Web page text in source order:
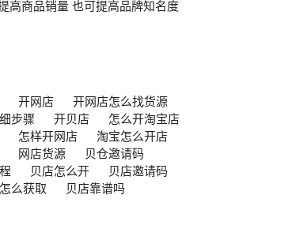
高商品销量 也可提高品牌知名度
开网店
开网店怎么找货源
步骤
开贝店
怎么开淘宝店
怎样开网店
淘宝怎么开店
网店货源
贝仓邀请码
贝店怎么开
贝店邀请码
么获取
贝店靠谱吗